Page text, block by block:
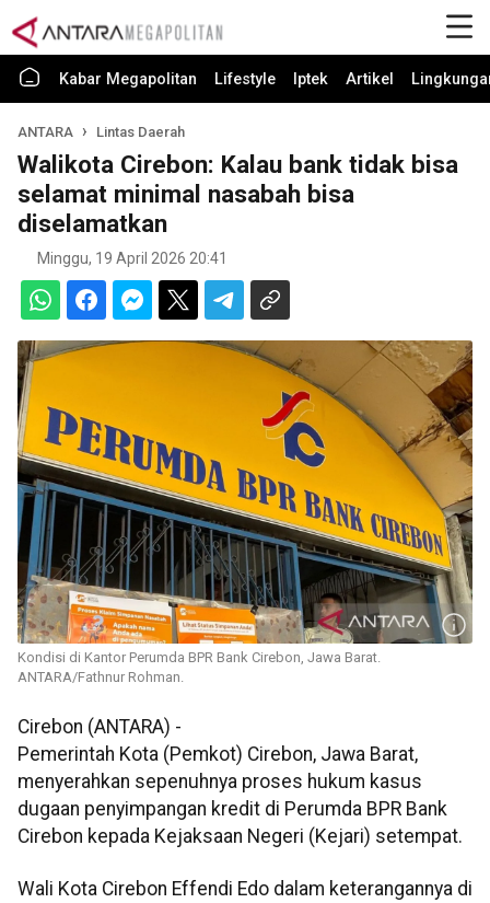
Kabar Megapolitan Lifestyle Iptek Artikel
ANTARA Lintas Daerah
Walikota Cirebon: Kalau bank tidak bisa
selamat minimal nasabah bisa
diselamatkan
Minggu, 19 April 2026 20:41
Kondisi di Kantor Perumda BPR Bank Cirebon, Jawa Barat.
ANTARA/Fathnur Rohman.
Cirebon (ANTARA) -
Pemerintah Kota (Pemkot) Cirebon, Jawa Barat,
menyerahkan sepenuhnya proses hukum kasus
dugaan penyimpangan kredit di Perumda BPR Bank
Cirebon kepada Kejaksaan Negeri (Kejari) setempat.
Wali Kota Cirebon Effendi Edo dalam keterangannya di